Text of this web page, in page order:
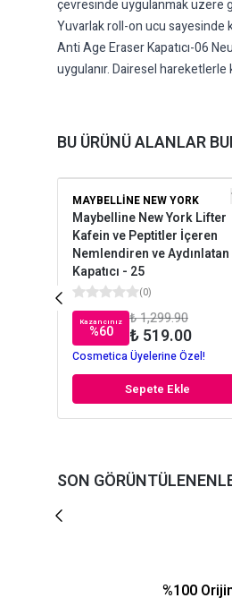
çevresinde uygulanmak üzere
Yuvarlak roll-on ucu sayesinde
Anti Age Eraser Kapatıcı-06
uygulanır. Dairesel
BU ÜRÜNÜ ALANLAR
MAYBELLINE NEW YORK
Maybelline New York Lifter
Kafein ve Peptitler İçeren
Nemlendiren ve Aydınlatan
Kapatıcı - 25
(0)
Kazancınız
%60
₺ 1,299.90
₺ 519.00
Cosmetica Üyelerine Özel!
Sepete Ekle
SON
%100